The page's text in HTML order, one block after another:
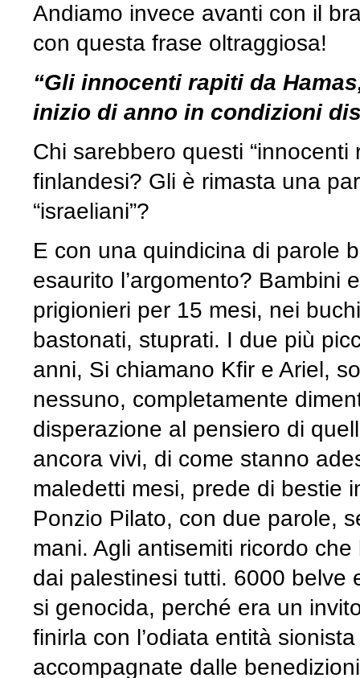
Andiamo invece avanti con il
con questa frase oltraggiosa!
“Gli innocenti rapiti da
inizio di anno in condizioni
Chi sarebbero questi
finlandesi? Gli è rimasta una
“israeliani”?
E con una quindicina di parole
esaurito l’argomento? Bambini
prigionieri per 15 mesi, nei
bastonati, stuprati. I due più
anni, Si chiamano Kfir e Ariel,
nessuno, completamente
disperazione al pensiero di
ancora vivi, di come stanno
maledetti mesi, prede di bestie
Ponzio Pilato, con due parole,
mani. Agli antisemiti ricordo
dai palestinesi tutti. 6000 belve
si genocida, perché era un
finirla con l’odiata entità
accompagnate dalle